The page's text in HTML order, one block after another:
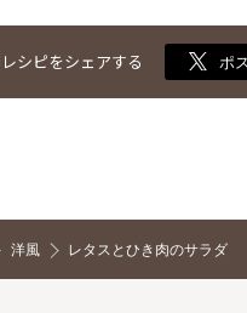
シピをシェアする ポ
洋風 レタスとひき肉のサラダ